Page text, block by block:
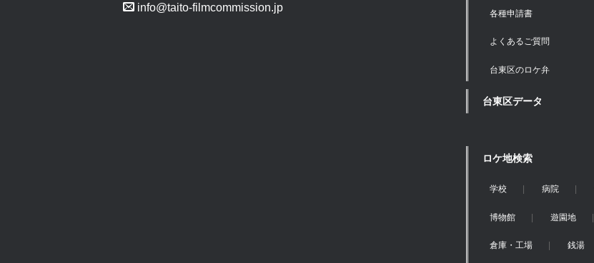
各種申請書
よくあるご質問
台東区のロケ弁
台東区データ
ロケ地検索
学校 病院
博物館 遊園地
倉庫・工場 銭湯
info@taito-filmcommission.jp